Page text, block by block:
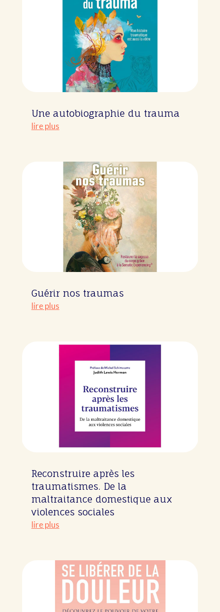
Une autobiographie du trauma
lire plus
Guérir nos traumas
lire plus
Reconstruire après les
traumatismes. De la
maltraitance domestique aux
violences sociales
lire plus